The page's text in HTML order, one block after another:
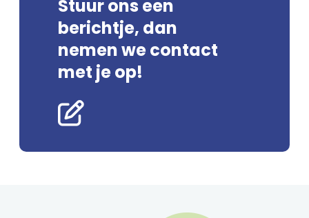
Stuur ons een
berichtje, dan
nemen we contact
met je op!